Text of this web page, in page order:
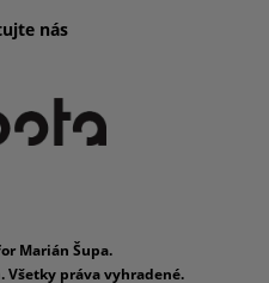
nás
Marián Šupa.
Všetky práva vyhradené.